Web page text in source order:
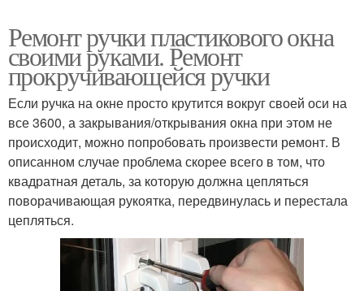
Ремонт ручки пластикового окна
своими руками. Ремонт
прокручивающейся ручки
Если ручка на окне просто крутится вокруг своей оси на
все 3600, а закрывания/открывания окна при этом не
происходит, можно попробовать произвести ремонт. В
описанном случае проблема скорее всего в том, что
квадратная деталь, за которую должна цепляться
поворачивающая рукоятка, передвинулась и перестала
цепляться.